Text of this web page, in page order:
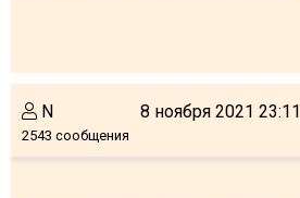
N
2543 сообщения
8 ноября 2021 23:11